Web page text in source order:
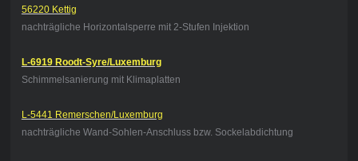
56220 Kettig
nachträgliche Horizontalsperre mit 2-Stufen Injektion
L-6919 Roodt-Syre/Luxemburg
Schimmelsanierung mit Klimaplatten
L-5441 Remerschen/Luxemburg
nachträgliche Wand-Sohlen-Anschluss bzw. Sockelabdichtung